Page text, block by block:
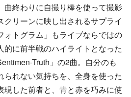
曲終わりに自撮り棒を使って撮影
クリーンに映し出されるサプライ
ォトグラム」もライブならではの
的に前半戦のハイライトとなった
Truth」の2曲。自分のも
られない気持ちを、全身を使った
現した前者と、青と赤を巧みに使